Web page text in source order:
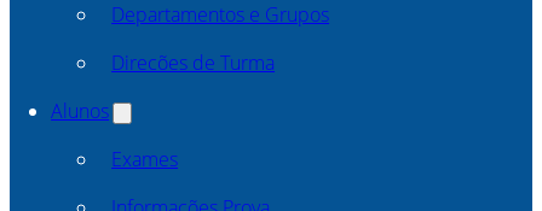
Departamentos e Grupos
Direcões de Turma
Alunos
Exames